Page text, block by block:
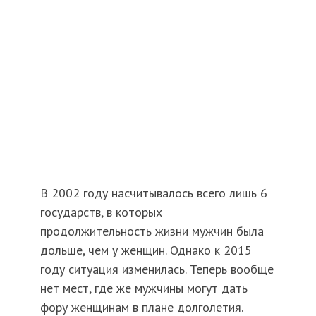
В 2002 году насчитывалось всего лишь 6
государств, в которых
продолжительность жизни мужчин была
дольше, чем у женщин. Однако к 2015
году ситуация изменилась. Теперь вообще
нет мест, где же мужчины могут дать
фору женщинам в плане долголетия.